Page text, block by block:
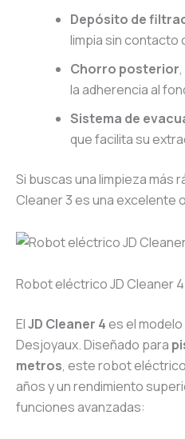
Depósito de
limpia sin contacto
Chorro posterior
la adherencia al
Sistema de
que facilita su
Si buscas una limpieza más
Cleaner 3 es una excelente
Robot eléctrico JD Cleaner 4
ElJD Cleaner 4es el
Desjoyaux. Diseñado para
metros, este robot
años y un rendimiento
funciones avanzadas: